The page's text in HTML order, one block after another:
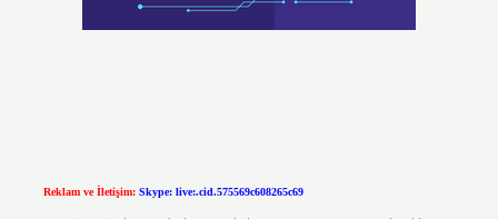
Reklam ve İletişim: Skype: live:.cid.575569c608265c69